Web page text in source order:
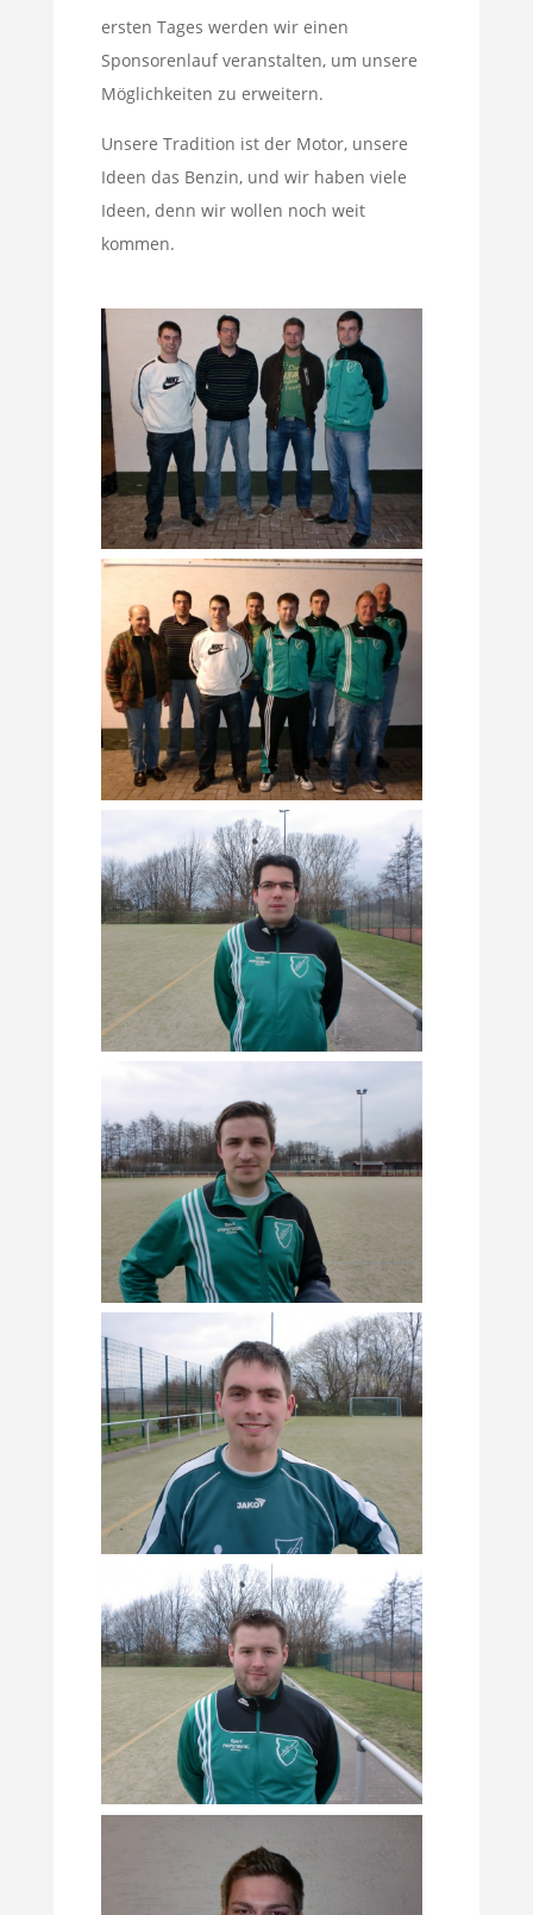
ersten Tages werden wir einen
Sponsorenlauf veranstalten, um unsere
Möglichkeiten zu erweitern.
Unsere Tradition ist der Motor, unsere
Ideen das Benzin, und wir haben viele
Ideen, denn wir wollen noch weit
kommen.